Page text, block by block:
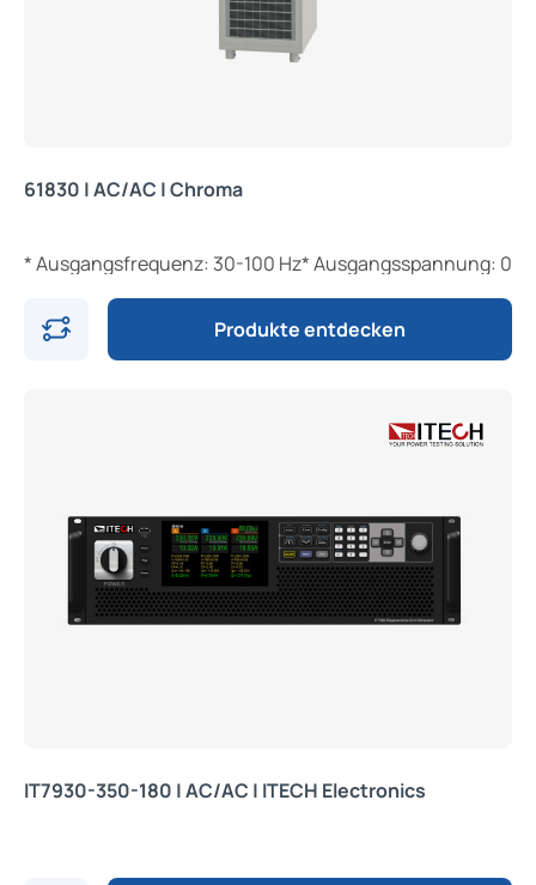
61830 | AC/AC | Chroma
* Ausgangsfrequenz: 30-100 Hz* Ausgangsspannung: 0-
Produkte entdecken
IT7930-350-180 | AC/AC | ITECH Electronics